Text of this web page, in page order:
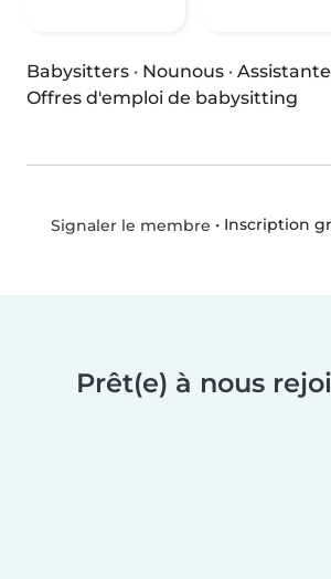
Babysitters · Nounous ·
Offres d'emploi de babysitting
Signaler le membre • Inscription
Prêt(e) à nous